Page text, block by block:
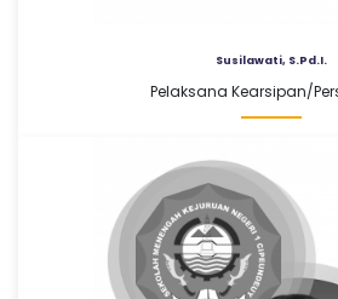
Susilawati, S.Pd.I.
Pelaksana Kearsipan/